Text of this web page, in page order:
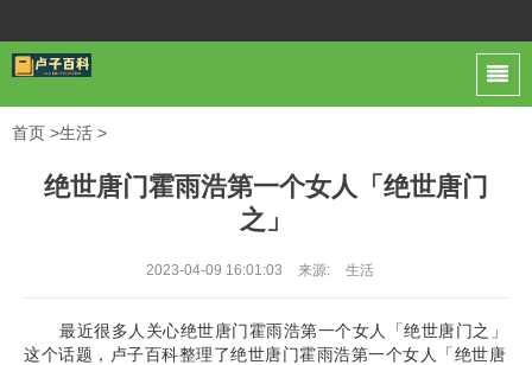
首页 >生活 >
绝世唐门霍雨浩第一个女人「绝世唐门
之」
2023-04-09 16:01:03 来源: 生活
最近很多人关心绝世唐门霍雨浩第一个女人「绝世唐门之」
这个话题，卢子百科整理了绝世唐门霍雨浩第一个女人「绝世唐